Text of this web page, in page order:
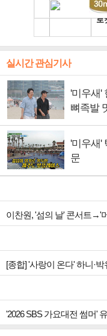
실시간 관심기사
'미우새'
뼈족발
'미우새'
문
이찬원, '섬의 날' 콘서트→'
'2026 SBS 가요대전 썸머'